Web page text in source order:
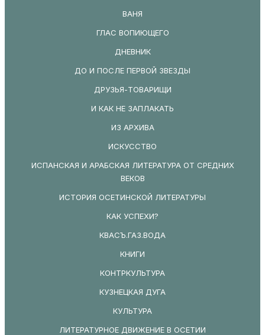
ВАНЯ
ГЛАС ВОПИЮЩЕГО
ДНЕВНИК
ДО И ПОСЛЕ ПЕРВОЙ ЗВЕЗДЫ
ДРУЗЬЯ-ТОВАРИЩИ
И КАК НЕ ЗАПЛАКАТЬ
ИЗ АРХИВА
ИСКУССТВО
ИСПАНСКАЯ И АРАБСКАЯ ЛИТЕРАТУРА ОТ СРЕДНИХ
ВЕКОВ
ИСТОРИЯ ОСЕТИНСКОЙ ЛИТЕРАТУРЫ
КАК УСПЕХИ?
КВАСЪ.ГАЗ.ВОДА
КНИГИ
КОНТРКУЛЬТУРА
КУЗНЕЦКАЯ ДУГА
КУЛЬТУРА
ЛИТЕРАТУРНОЕ ДВИЖЕНИЕ В ОСЕТИИ